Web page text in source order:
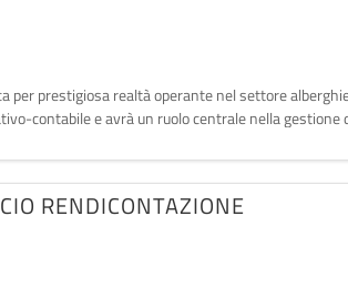
per prestigiosa realtà operante nel settore
contabile e avrà un ruolo centrale nella
RENDICONTAZIONE